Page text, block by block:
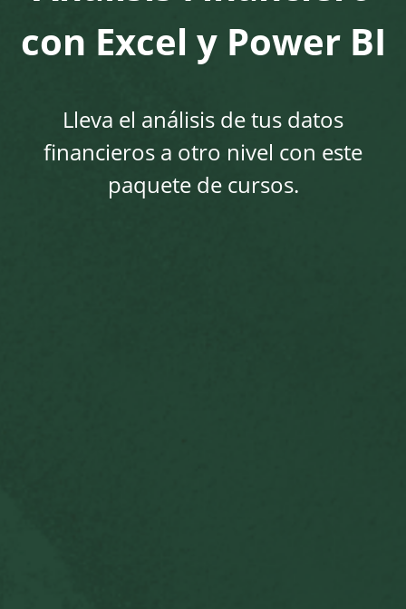
con Excel y Power BI
Lleva el análisis de tus datos
financieros a otro nivel con este
paquete de cursos.